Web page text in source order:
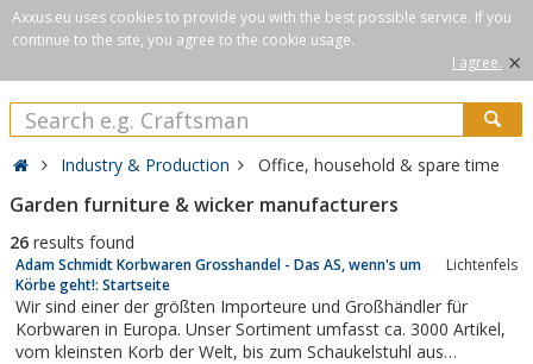
Axxus.eu uses cookies to provide you with the best possible service. If you
continue to the site, you agree to the cookie usage.
I agree. ×
Industry & Production Office, household & spare time
Garden furniture & wicker manufacturers
26 results found
Adam Schmidt Korbwaren Grosshandel - Das AS, wenn's um
Körbe geht!: Startseite
Lichtenfels
Wir sind einer der größten Importeure und Großhändler für
Korbwaren in Europa. Unser Sortiment umfasst ca. 3000 Artikel,
vom kleinsten Korb der Welt, bis zum Schaukelstuhl aus